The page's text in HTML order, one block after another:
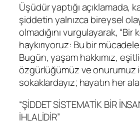
Üşüdür yaptığı açıklamada,
şiddetin yalnızca bireysel
olmadığını vurgulayarak, “Bir
haykırıyoruz: Bu bir
Bugün, yaşam hakkımız,
özgürlüğümüz ve onurumuz
sokaklardayız; hayatın her
“ŞİDDET SİSTEMATİK BİR
İHLALİDİR”